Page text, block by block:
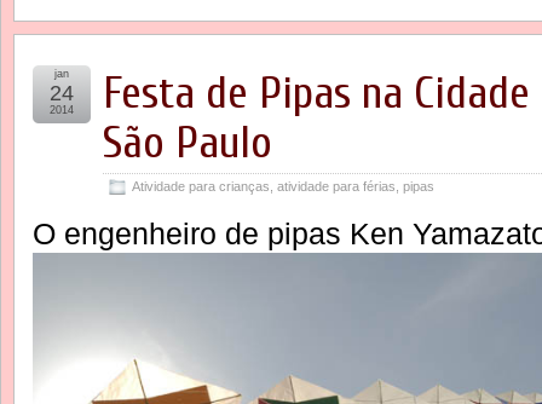
Festa de Pipas na
São Paulo
Atividade para crianças, atividade para férias, pipas
jan
24
2014
O engenheiro de pipas Ken